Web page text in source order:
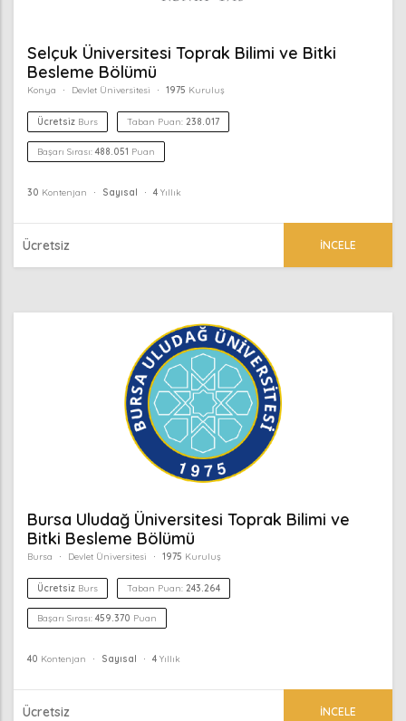
Selçuk Üniversitesi Toprak Bilimi ve Bitki
Besleme Bölümü
Konya Devlet Üniversitesi 1975 Kuruluş
Ücretsiz Burs Taban Puan: 238.017
Başarı Sırası: 488.051 Puan
30 Kontenjan Sayısal 4 Yıllık
Ücretsiz İNCELE
Bursa Uludağ Üniversitesi Toprak Bilimi ve
Bitki Besleme Bölümü
Bursa Devlet Üniversitesi 1975 Kuruluş
Ücretsiz Burs Taban Puan: 243.264
Başarı Sırası: 459.370 Puan
40 Kontenjan Sayısal 4 Yıllık
Ücretsiz İNCELE